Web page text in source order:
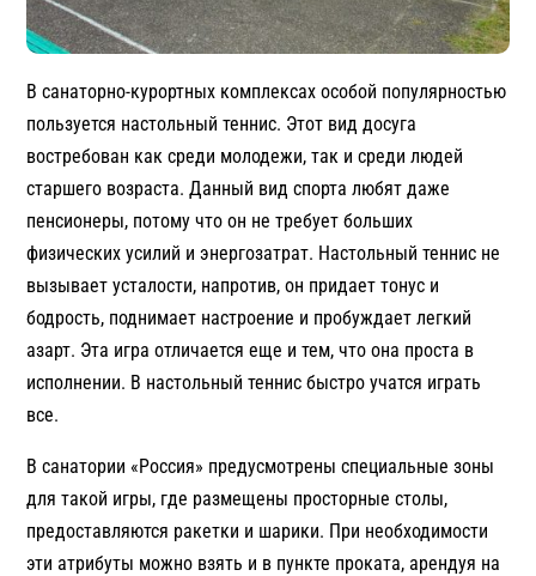
В санаторно-курортных комплексах особой популярностью
пользуется настольный теннис. Этот вид досуга
востребован как среди молодежи, так и среди людей
старшего возраста. Данный вид спорта любят даже
пенсионеры, потому что он не требует больших
физических усилий и энергозатрат. Настольный теннис не
вызывает усталости, напротив, он придает тонус и
бодрость, поднимает настроение и пробуждает легкий
азарт. Эта игра отличается еще и тем, что она проста в
исполнении. В настольный теннис быстро учатся играть
все.
В санатории «Россия» предусмотрены специальные зоны
для такой игры, где размещены просторные столы,
предоставляются ракетки и шарики. При необходимости
эти атрибуты можно взять и в пункте проката, арендуя на